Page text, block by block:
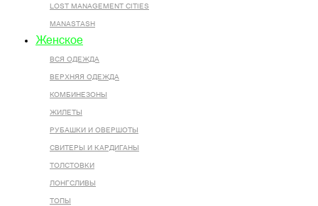
LOST MANAGEMENT CITIES
MANASTASH
Женское
ВСЯ ОДЕЖДА
ВЕРХНЯЯ ОДЕЖДА
КОМБИНЕЗОНЫ
ЖИЛЕТЫ
РУБАШКИ И ОВЕРШОТЫ
СВИТЕРЫ И КАРДИГАНЫ
ТОЛСТОВКИ
ЛОНГСЛИВЫ
ТОПЫ